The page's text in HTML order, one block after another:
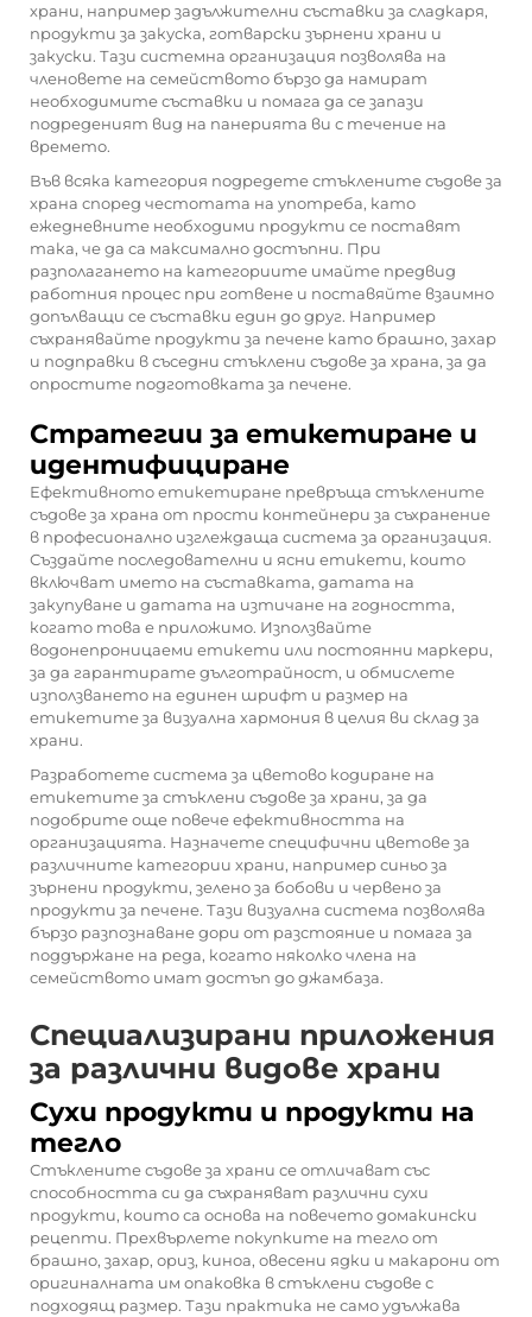
храни, например задължителни съставки за сладкаря,
продукти за закуска, готварски зърнени храни и
закуски. Тази системна организация позволява на
членовете на семейството бързо да намират
необходимите съставки и помага да се запази
подреденият вид на панерията ви с течение на
времето.
Във всяка категория подредете стъклените съдове за
храна според честотата на употреба, като
ежедневните необходими продукти се поставят
така, че да са максимално достъпни. При
разполагането на категориите имайте предвид
работния процес при готвене и поставяйте взаимно
допълващи се съставки един до друг. Например
съхранявайте продукти за печене като брашно, захар
и подправки в съседни стъклени съдове за храна, за да
опростите подготовката за печене.
Стратегии за етикетиране и
идентифициране
Ефективното етикетиране превръща стъклените
съдове за храна от прости контейнери за съхранение
в професионално изглеждаща система за организация.
Създайте последователни и ясни етикети, които
включват името на съставката, датата на
закупуване и датата на изтичане на годността,
когато това е приложимо. Използвайте
водонепроницаеми етикети или постоянни маркери,
за да гарантирате дълготрайност, и обмислете
използването на единен шрифт и размер на
етикетите за визуална хармония в целия ви склад за
храни.
Разработете система за цветово кодиране на
етикетите за стъклени съдове за храни, за да
подобрите още повече ефективността на
организацията. Назначете специфични цветове за
различните категории храни, например синьо за
зърнени продукти, зелено за бобови и червено за
продукти за печене. Тази визуална система позволява
бързо разпознаване дори от разстояние и помага за
поддържане на реда, когато няколко члена на
семейството имат достъп до джамбаза.
Специализирани приложения
за различни видове храни
Сухи продукти и продукти на
тегло
Стъклените съдове за храни се отличават със
способността си да съхраняват различни сухи
продукти, които са основа на повечето домакински
рецепти. Прехвърлете покупките на тегло от
брашно, захар, ориз, киноа, овесени ядки и макарони от
оригиналната им опаковка в стъклени съдове с
подходящ размер. Тази практика не само удължава